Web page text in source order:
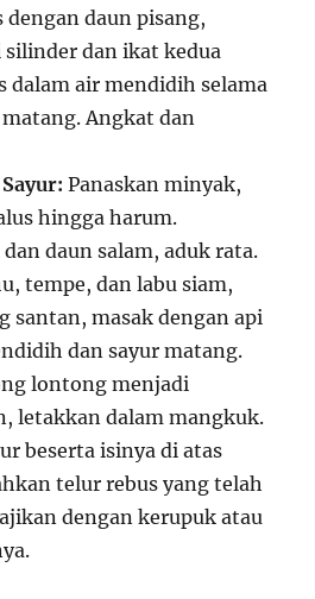
dengan daun pisang,
dan ikat kedua
dalam air mendidih selama
Angkat dan
Panaskan minyak,
hingga harum.
daun salam, aduk rata.
tempe, dan labu siam,
santan, masak dengan api
dan sayur matang.
lontong menjadi
letakkan dalam mangkuk.
beserta isinya di atas
telur rebus yang telah
dengan kerupuk atau